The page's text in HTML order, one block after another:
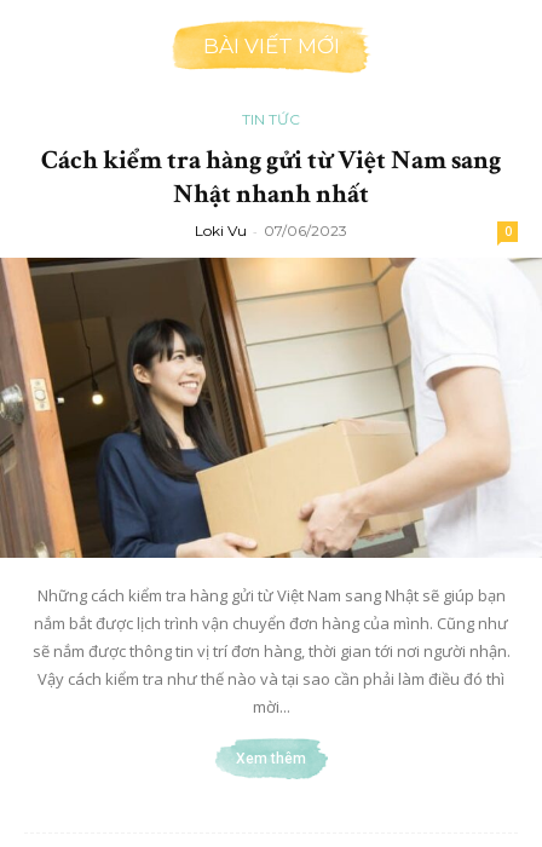
BÀI VIẾT MỚI
TIN TỨC
Cách kiểm tra hàng gửi từ Việt Nam sang
Nhật nhanh nhất
Loki Vu - 07/06/2023 0
Những cách kiểm tra hàng gửi từ Việt Nam sang Nhật sẽ giúp bạn
nắm bắt được lịch trình vận chuyển đơn hàng của mình. Cũng như
sẽ nắm được thông tin vị trí đơn hàng, thời gian tới nơi người nhận.
Vậy cách kiểm tra như thế nào và tại sao cần phải làm điều đó thì
mời...
Xem thêm